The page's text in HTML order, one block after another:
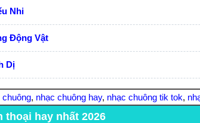
Nhi
Động Vật
Dị
chuông, nhạc chuông hay, nhạc chuông tik tok,
thoại hay nhất 2026